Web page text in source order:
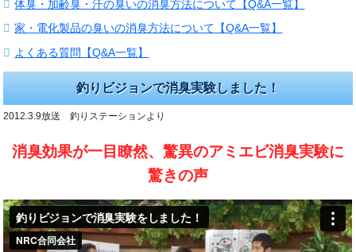
体臭・加齢臭・汗の臭いの消臭方法について【Q&A一覧】
家・電化製品の臭いの消臭方法について【Q&A一覧】
よくある質問【Q&A一覧】
釣りビジョンで消臭実験しました！
2012.3.9放送 釣りステーションより
消臭効果が一目瞭然、驚異のアミエビ消臭実験に
驚きの声